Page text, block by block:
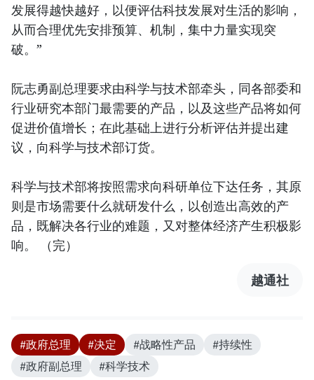
发展得越快越好，以便评估科技发展对生活的影响，
从而合理优先安排预算、机制，集中力量实现突
破。”
阮志勇副总理要求由科学与技术部牵头，同各部委和
行业研究本部门最需要的产品，以及这些产品将如何
促进价值增长；在此基础上进行分析评估并提出建
议，向科学与技术部订货。
科学与技术部将按照需求向科研单位下达任务，其原
则是市场需要什么就研发什么，以创造出高效的产
品，既解决各行业的难题，又对整体经济产生积极影
响。 （完）
越通社
#政府总理 #决定 #战略性产品
#持续性
#政府副总理
#科学技术